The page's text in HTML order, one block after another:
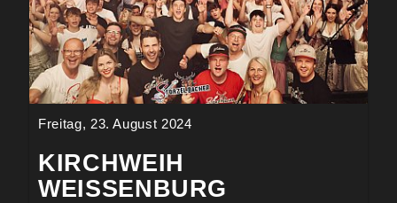
Freitag, 23. August 2024
KIRCHWEIH
WEISSENBURG